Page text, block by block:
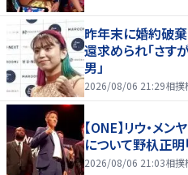
昨年末に婚約破
還求められ「さす
男」
2026/08/06 21:29相撲
【ONE】リウ・メ
について野杁正明
2026/08/06 21:03相撲